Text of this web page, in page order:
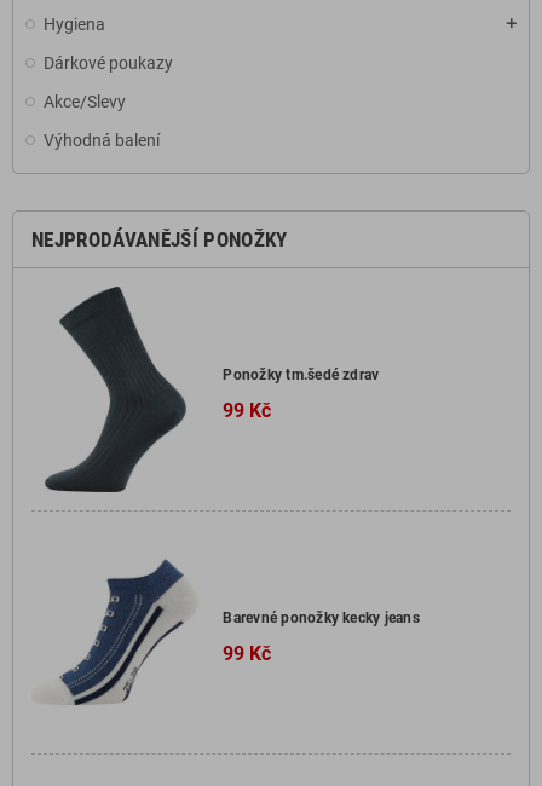
Hygiena add
Dárkové poukazy
Akce/Slevy
Výhodná balení
NEJPRODÁVANĚJŠÍ PONOŽKY
Ponožky tm.šedé zdrav
99 Kč
Barevné ponožky kecky jeans
99 Kč